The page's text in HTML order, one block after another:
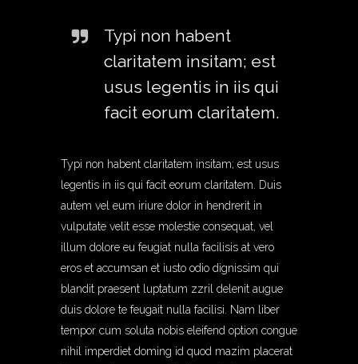
Typi non habent
claritatem insitam; est
usus legentis in iis qui
facit eorum claritatem.
Typi non habent claritatem insitam; est usus
legentis in iis qui facit eorum claritatem. Duis
autem vel eum iriure dolor in hendrerit in
vulputate velit esse molestie consequat, vel
illum dolore eu feugiat nulla facilisis at vero
eros et accumsan et iusto odio dignissim qui
blandit praesent luptatum zzril delenit augue
duis dolore te feugait nulla facilisi. Nam liber
tempor cum soluta nobis eleifend option congue
nihil imperdiet doming id quod mazim placerat